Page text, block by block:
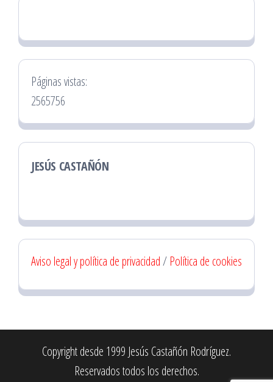
Páginas vistas:
2565756
JESÚS CASTAÑÓN
Aviso legal y política de privacidad/ Política de cookies
Copyright desde 1999 Jesús Castañón Rodríguez.
Reservados todos los derechos.